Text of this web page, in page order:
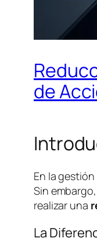
de
En la
Sin
realizar una
La